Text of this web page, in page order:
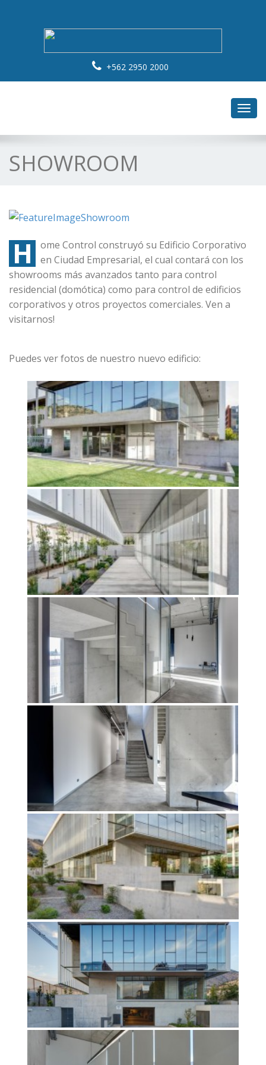
+562 2950 2000
SHOWROOM
H
ome Control construyó su Edificio Corporativo
en Ciudad Empresarial, el cual contará con los
showrooms más avanzados tanto para control
residencial (domótica) como para control de edificios
corporativos y otros proyectos comerciales. Ven a
visitarnos!
Puedes ver fotos de nuestro nuevo edificio: